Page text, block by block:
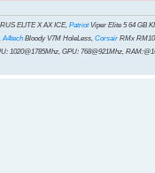
ELITE X AX ICE,PatriotViper Elite 5 64 GB
A4tech Bloody V7M HoleLess, Corsair RMx
1020@1785Mhz, GPU: 768@921Mhz,